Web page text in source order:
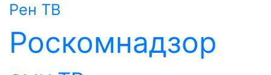
Рен ТВ
Роскомнадзор